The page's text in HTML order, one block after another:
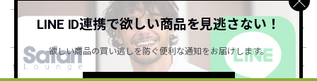
ショッピングガイド
会社概要・規約
LINE ID連携で欲しい商品を見逃さない！
欲しい商品の買い逃しを防ぐ便利な通知をお届けします。